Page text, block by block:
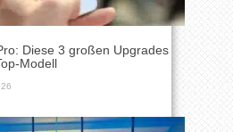
Diese 3 großen Upgrades
Modell